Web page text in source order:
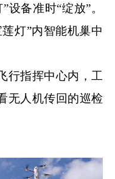
备准时“绽放”。
灯”内智能机巢中
指挥中心内，工
无人机传回的巡检